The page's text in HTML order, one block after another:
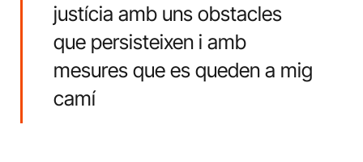
justícia amb uns obstacles
que persisteixen i amb
mesures que es queden a mig
camí